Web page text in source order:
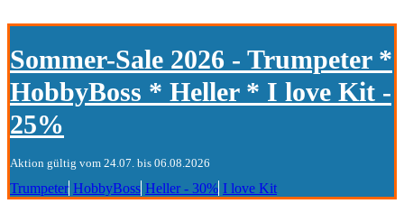
Sommer-Sale 2026 - Trumpeter *
HobbyBoss * Heller * I love Kit -
25%
Aktion gültig vom 24.07. bis 06.08.2026
Trumpeter HobbyBoss Heller - 30% I love Kit